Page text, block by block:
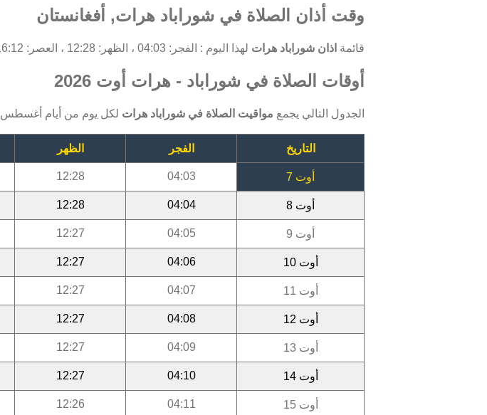
وقت أذان الصلاة في شوراباد هرات, أفغانستان
قائمة اذان شوراباد هرات لهذا اليوم : الفجر: 04:03 ، الظهر: 12:28 ، العصر: 16:12 ، المغرب: 19:18 ، العشاء: 20:46.
أوقات الصلاة في شوراباد - هرات أوت 2026
الجدول التالي يجمع مواقيت الصلاة في شوراباد هرات لكل يوم من أيام أغسطس 2026.
التاريخ الفجر الظهر
أوت 7 04:03
12:28
أوت 8 04:04
12:28
أوت 9 04:05
12:27
أوت 10 04:06
12:27
أوت 11 04:07
12:27
أوت 12 04:08
12:27
أوت 13 04:09
12:27
أوت 14 04:10
12:27
أوت 15 04:11
12:26